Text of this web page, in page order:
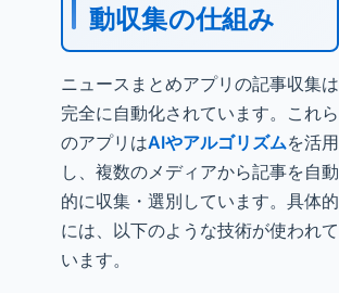
動収集の仕組み
ニュースまとめアプリの記事収集は
完全に自動化されています。これら
のアプリはAIやアルゴリズムを活用
し、複数のメディアから記事を自動
的に収集・選別しています。具体的
には、以下のような技術が使われて
います。